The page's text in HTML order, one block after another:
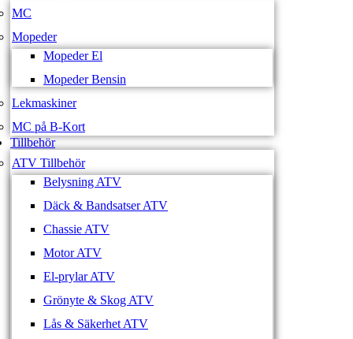
MC
Mopeder
Mopeder El
Mopeder Bensin
Lekmaskiner
MC på B-Kort
Tillbehör
ATV Tillbehör
Belysning ATV
Däck & Bandsatser ATV
Chassie ATV
Motor ATV
El-prylar ATV
Grönyte & Skog ATV
Lås & Säkerhet ATV